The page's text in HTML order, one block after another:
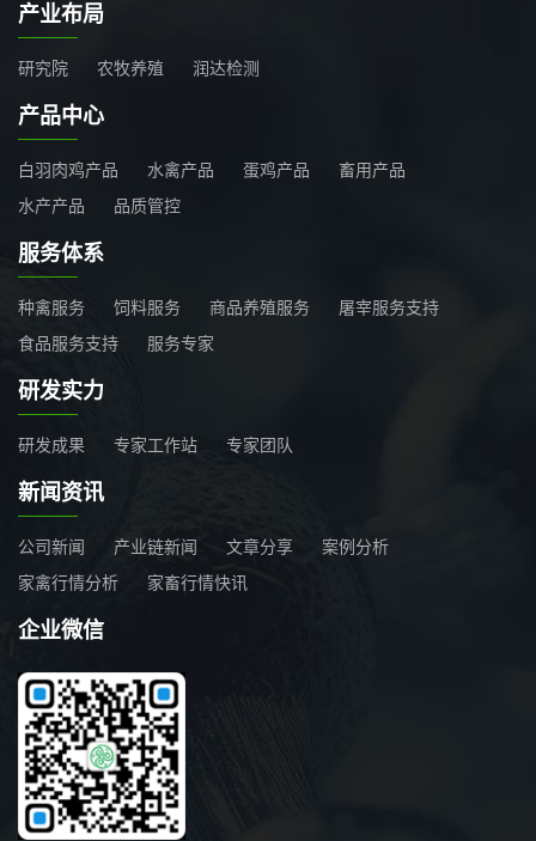
产业布局
研究院 农牧养殖 润达检测
产品中心
白羽肉鸡产品 水禽产品 蛋鸡产品
畜用产品
水产产品
品质管控
服务体系
种禽服务 饲料服务 商品养殖服务
屠宰服务支持
食品服务支持
服务专家
研发实力
研发成果 专家工作站 专家团队
新闻资讯
公司新闻 产业链新闻 文章分享
案例分析
家禽行情分析
家畜行情快讯
企业微信